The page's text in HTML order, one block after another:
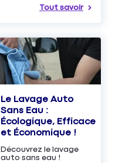
Tout savoir
Le Lavage Auto
Sans Eau :
Écologique, Efficace
et Économique !
Découvrez le lavage
auto sans eau !